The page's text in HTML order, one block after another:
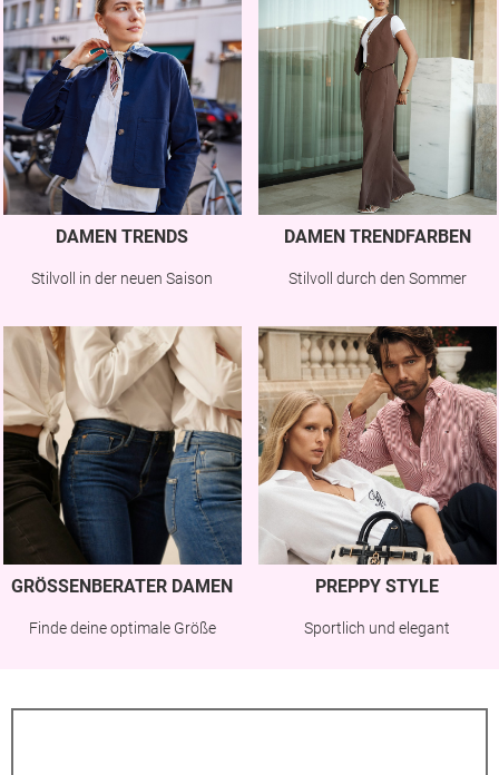
DAMEN TRENDS
Stilvoll in der neuen Saison
DAMEN TRENDFARBEN
Stilvoll durch den Sommer
GRÖSSENBERATER DAMEN
Finde deine optimale Größe
PREPPY STYLE
Sportlich und elegant